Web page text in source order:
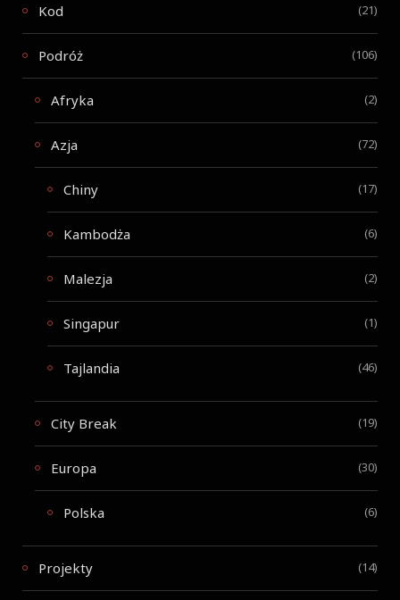
Kod (21)
Podróż (106)
Afryka (2)
Azja (72)
Chiny (17)
Kambodża (6)
Malezja (2)
Singapur (1)
Tajlandia (46)
City Break (19)
Europa (30)
Polska (6)
Projekty (14)